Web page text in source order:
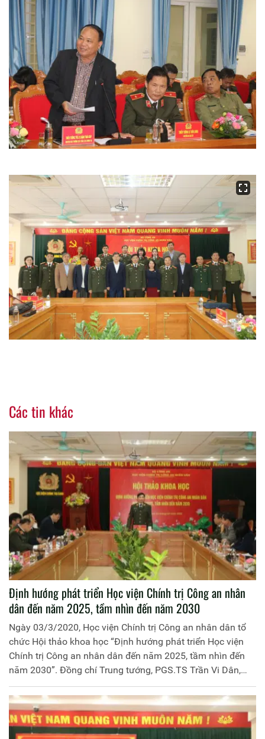
Các tin khác
Định hướng phát triển Học viện Chính trị Công an nhân
dân đến năm 2025, tầm nhìn đến năm 2030
Ngày 03/3/2020, Học viện Chính trị Công an nhân dân tổ
chức Hội thảo khoa học “Định hướng phát triển Học viện
Chính trị Công an nhân dân đến năm 2025, tầm nhìn đến
năm 2030”. Đồng chí Trung tướng, PGS.TS Trần Vi Dân,
Giám đốc Học viện Chính trị Công an nhân dân chủ trì Hội
thảo